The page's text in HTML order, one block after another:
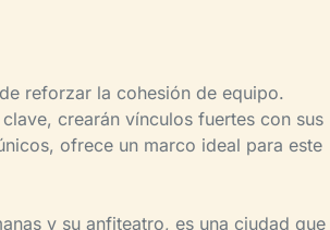
reforzar la cohesión de equipo.
crearán vínculos fuertes con sus
ofrece un marco ideal para este
y su anfiteatro, es una ciudad que